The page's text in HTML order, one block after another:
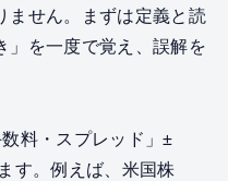
ません。まずは定義と読
」を一度で覚え、誤解を
料・スプレッド」±
す。例えば、米国株